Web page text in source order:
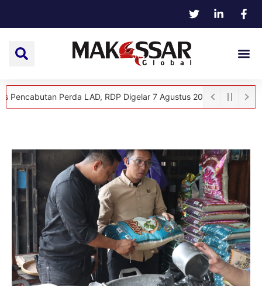
Perda LAD, RDP Digelar 7 Agustus 2026 Udin Leaders